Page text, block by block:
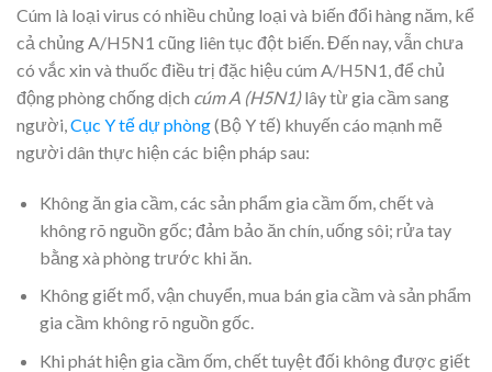
Cúm là loại virus có nhiều chủng loại và biến đổi hàng năm, kể
cả chủng A/H5N1 cũng liên tục đột biến. Đến nay, vẫn chưa
có vắc xin và thuốc điều trị đặc hiệu cúm A/H5N1, để chủ
động phòng chống dịch cúm A (H5N1)lây từ gia cầm sang
người,Cục Y tế dự phòng(Bộ Y tế) khuyến cáo mạnh mẽ
người dân thực hiện các biện pháp sau:
Không ăn gia cầm, các sản phẩm gia cầm ốm, chết và
không rõ nguồn gốc; đảm bảo ăn chín, uống sôi; rửa tay
bằng xà phòng trước khi ăn.
Không giết mổ, vận chuyển, mua bán gia cầm và sản phẩm
gia cầm không rõ nguồn gốc.
Khi phát hiện gia cầm ốm, chết tuyệt đối không được giết